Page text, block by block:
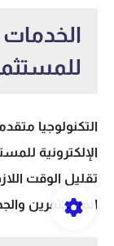
الخدمات
التكنولوجيا
الإلكترونية
تقليل الوقت
المستثمرين